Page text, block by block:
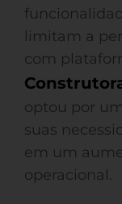
limitam a
com
optou por
suas
em um
operacional.